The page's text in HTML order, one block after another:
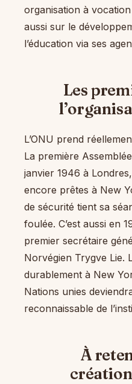
organisation à
aussi sur le
l’éducation via ses
Les
L’ONU prend
La première
janvier 1946 à
encore prêtes à New
de sécurité tient sa
foulée. C’est aussi en
premier secrétaire
Norvégien Trygve Lie.
durablement à New
Nations unies
reconnaissable de
À
création